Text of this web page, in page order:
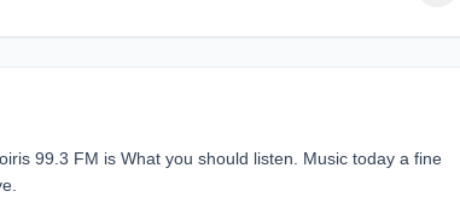
99.3 FM is What you should listen. Music today a fine